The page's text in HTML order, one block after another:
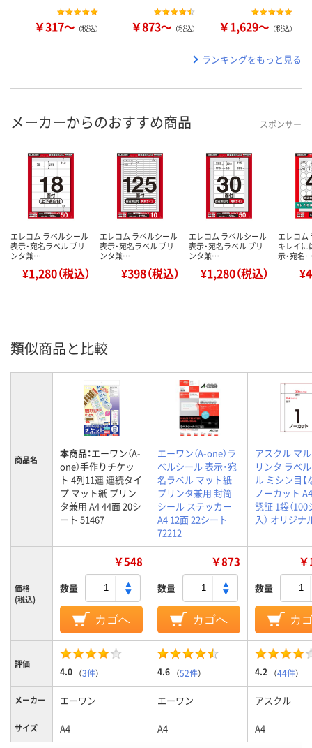
￥317～ （税込） ￥873～ （税込） ￥1,629～ （税込）
ランキングをもっと見る
メーカーからのおすすめ商品 スポンサー
エレコム ラベルシール
表示・宛名ラベル プリ
ンタ兼…
¥1,280（税込）
エレコム ラベルシール
表示・宛名ラベル プリ
ンタ兼…
¥398（税込）
エレコム ラベルシール
表示・宛名ラベル プリ
ンタ兼…
¥1,280（税込）
エレコム
キレイに
示・宛名…
類似商品と比較
商品名 本商品：エーワン（A-
one）手作りチケッ
ト 4列11連 連続タイ
プ マット紙 プリン
タ兼用 A4 44面 20シ
ート 51467
エーワン（A-one）ラ
ベルシール 表示・宛
名ラベル マット紙
プリンタ兼用 封筒
シール ステッカー
A4 12面 22シート
72212
アスクル マ
リンタ ラベ
ル ミシン目【
ノーカット
認証 1袋（
入） オリジナ
価格
(税込)
￥548
数量
カゴへ
￥873
数量
カゴへ
数量
カ
評価
4.0 （3件） 4.6 （52件） 4.2 （44件）
メーカー エーワン エーワン アスクル
サイズ A4 A4 A4